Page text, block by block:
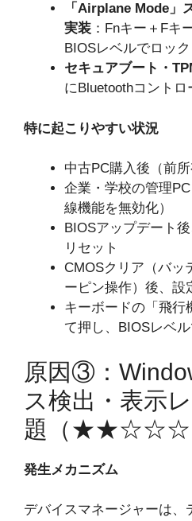
「Airplane Mode」
実装 ：Fnキー＋Fキ
BIOSレベルでロッ
セキュアブート・
にBluetoothコント
特に起こりやすい状況
中古PC購入後（前
企業・学校の管理
線機能を無効化）
BIOSアップデート
リセット
CMOSクリア（バッ
ーピン操作）後、設
キーボードの「飛行
て押し、BIOSレベ
原因③：
ス検出・表示
題（★★☆☆☆
発生メカニズム
デバイスマネージャーは、